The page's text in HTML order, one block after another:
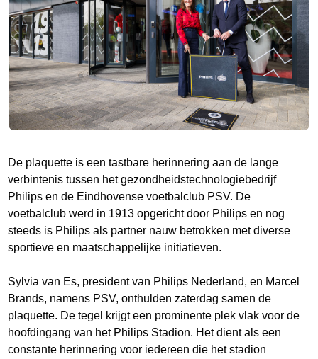
De plaquette is een tastbare herinnering aan de lange
verbintenis tussen het gezondheidstechnologiebedrijf
Philips en de Eindhovense voetbalclub PSV. De
voetbalclub werd in 1913 opgericht door Philips en nog
steeds is Philips als partner nauw betrokken met diverse
sportieve en maatschappelijke initiatieven.
Sylvia van Es, president van Philips Nederland, en Marcel
Brands, namens PSV, onthulden zaterdag samen de
plaquette. De tegel krijgt een prominente plek vlak voor de
hoofdingang van het Philips Stadion. Het dient als een
constante herinnering voor iedereen die het stadion